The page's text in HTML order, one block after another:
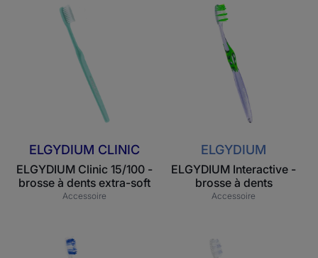
brosse
à
dents
extra-
ELGYDIUM CLINIC
ELGYDIUM Clinic 15/100 -
brosse à dents extra-soft
Accessoire
brosse
à
dents
ELGYDIUM
ELGYDIUM Interactive -
brosse à dents
Accessoire